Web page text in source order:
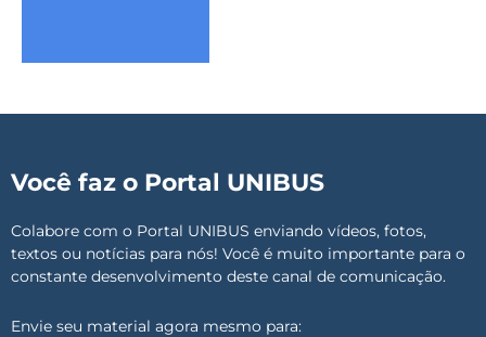
Você faz o Portal UNIBUS
Colabore com o Portal UNIBUS enviando vídeos, fotos,
textos ou notícias para nós! Você é muito importante para o
constante desenvolvimento deste canal de comunicação.
Envie seu material agora mesmo para: